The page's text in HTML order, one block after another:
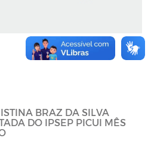
BRAZ DA SILVA
DO IPSEP PICUI MÊS